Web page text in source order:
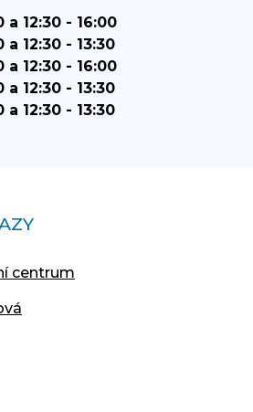
a 12:30 - 16:00
a 12:30 - 13:30
a 12:30 - 16:00
a 12:30 - 13:30
a 12:30 - 13:30
centrum